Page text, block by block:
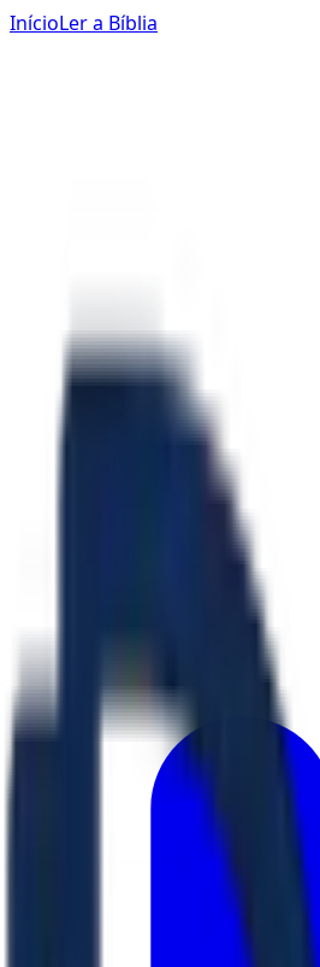
InícioLer a Bíblia